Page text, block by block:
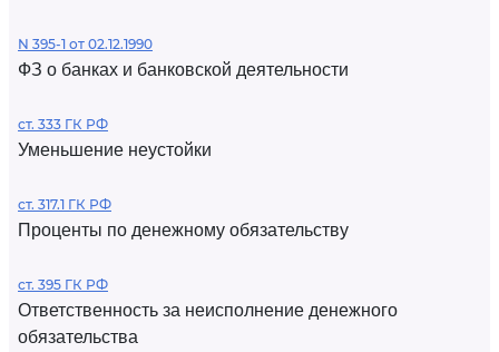
N 395-1 от 02.12.1990
ФЗ о банках и банковской деятельности
ст. 333 ГК РФ
Уменьшение неустойки
ст. 317.1 ГК РФ
Проценты по денежному обязательству
ст. 395 ГК РФ
Ответственность за неисполнение денежного
обязательства